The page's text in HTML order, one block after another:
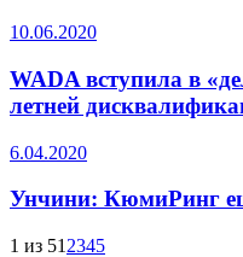
10.06.2020
WADA вступила в
летней
6.04.2020
Унчини: КюмиРинг
1 из 51 2345